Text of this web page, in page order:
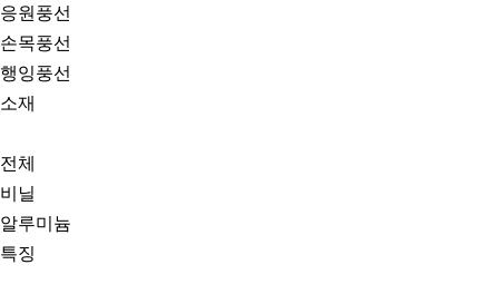
응원풍선
손목풍선
행잉풍선
소재
전체
비닐
알루미늄
특징